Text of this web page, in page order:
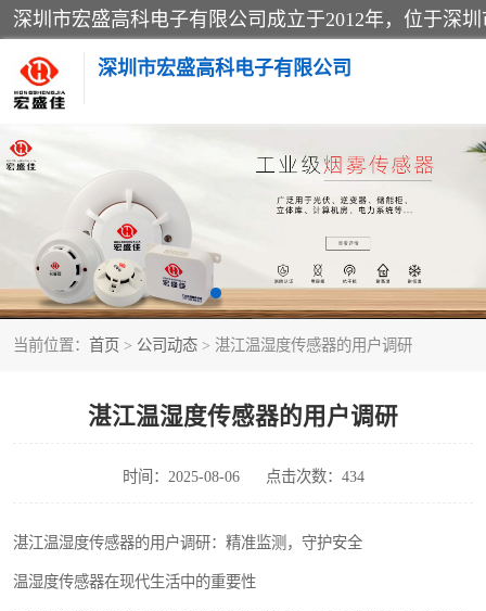
深圳市宏盛高科电子有限公司
当前位置： 首页 > 公司动态 > 湛江温湿度传感器的用户调研
湛江温湿度传感器的用户调研
时间：2025-08-06 点击次数：434
湛江温湿度传感器的用户调研：精准监测，守护安全
温湿度传感器在现代生活中的重要性
家用可燃气体报警器
防爆火灾报警设备
工业气体检测仪
水浸传感器
消防火灾自动报警系统